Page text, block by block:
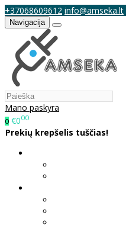
+37068609612 info@amseka.lt
Navigacija
Mano paskyra
0 €000
Prekių krepšelis tuščias!